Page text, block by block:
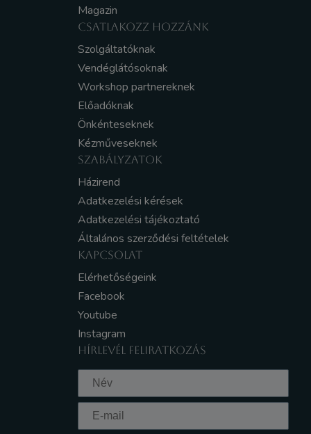
Magazin
CSATLAKOZZ HOZZÁNK
Szolgáltatóknak
Vendéglátósoknak
Workshop partnereknek
Előadóknak
Önkénteseknek
Kézműveseknek
SZABÁLYZATOK
Házirend
Adatkezelési kérések
Adatkezelési tájékoztató
Általános szerződési feltételek
KAPCSOLAT
Elérhetőségeink
Facebook
Youtube
Instagram
HÍRLEVÉL FELIRATKOZÁS